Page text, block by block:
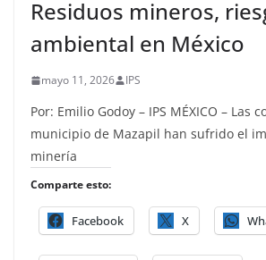
Residuos mineros,
ambiental en México
mayo 11, 2026 IPS
Por: Emilio Godoy – IPS MÉXICO – Las
municipio de Mazapil han sufrido el
minería
Comparte esto:
Facebook X